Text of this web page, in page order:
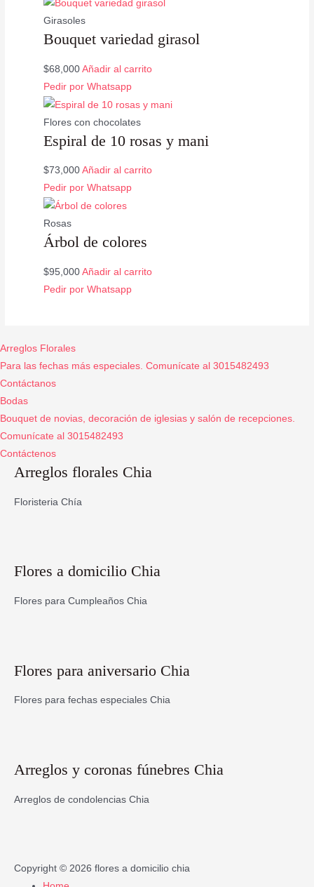
Girasoles
Bouquet variedad girasol
$68,000 Añadir al carrito
Pedir por Whatsapp
Flores con chocolates
Espiral de 10 rosas y mani
$73,000 Añadir al carrito
Pedir por Whatsapp
Rosas
Árbol de colores
$95,000 Añadir al carrito
Pedir por Whatsapp
Arreglos Florales
Para las fechas más especiales. Comunícate al 3015482493
Contáctanos
Bodas
Bouquet de novias, decoración de iglesias y salón de recepciones.
Comunícate al 3015482493
Contáctenos
Arreglos florales Chia
Floristeria Chía
Flores a domicilio Chia
Flores para Cumpleaños Chia
Flores para aniversario Chia
Flores para fechas especiales Chia
Arreglos y coronas fúnebres Chia
Arreglos de condolencias Chia
Copyright © 2026 flores a domicilio chia